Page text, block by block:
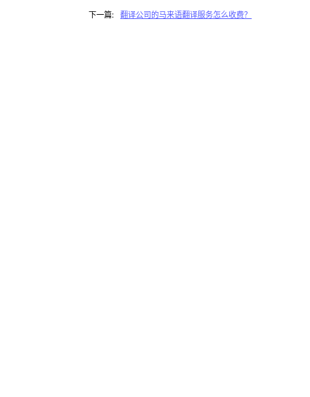
下一篇: 翻译公司的马来语翻译服务怎么收费？